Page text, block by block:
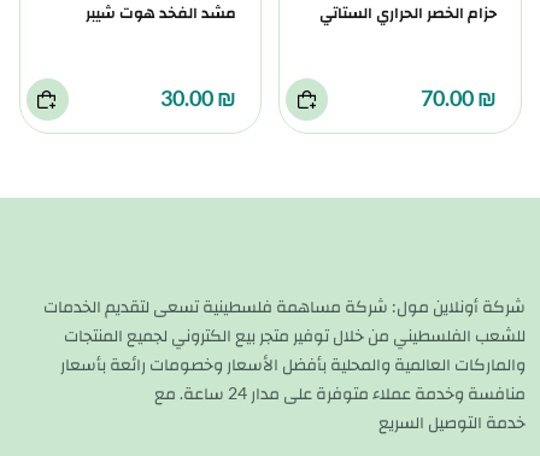
حزام الخصر الحراري الستاتي
₪ 70.00
مشد الفخد هوت شيبر
₪ 30.00
شركة أونلاين مول: شركة مساهمة فلسطينية تسعى لتقديم الخدمات
للشعب الفلسطيني من خلال توفير متجر بيع الكتروني لجميع المنتجات
والماركات العالمية والمحلية بأفضل الأسعار وخصومات رائعة بأسعار
منافسة وخدمة عملاء متوفرة على مدار 24 ساعة. مع
خدمة التوصيل السريع